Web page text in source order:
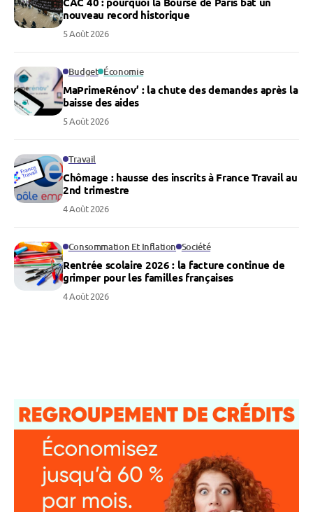
nouveau record historique
5 Août 2026
Budget Économie
MaPrimeRénov’ : la chute des demandes après la
baisse des aides
5 Août 2026
Travail
Chômage : hausse des inscrits à France Travail au
2nd trimestre
4 Août 2026
Consommation Et Inflation Société
Rentrée scolaire 2026 : la facture continue de
grimper pour les familles françaises
4 Août 2026